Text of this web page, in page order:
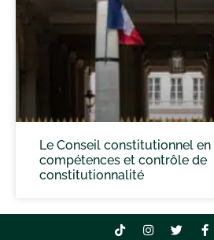
Le Conseil constitutionnel en
compétences et contrôle de
constitutionnalité